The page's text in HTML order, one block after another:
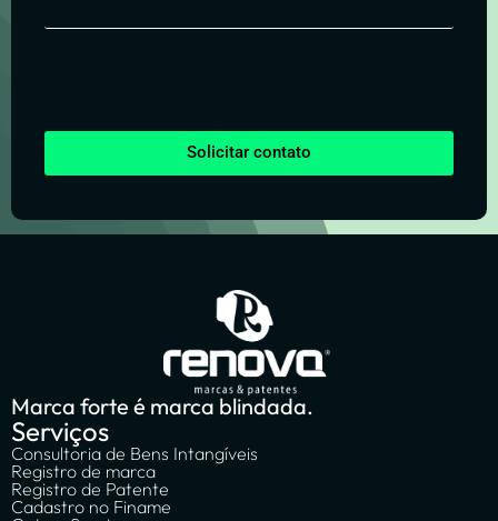
Solicitar contato
Marca forte é marca blindada.
Serviços
Consultoria de Bens Intangíveis
Registro de marca
Registro de Patente
Cadastro no Finame